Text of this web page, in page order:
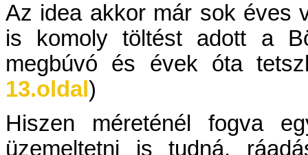
Az idea akkor már sok éves
is komoly töltést adott a
megbúvó és évek óta
13.oldal )
Hiszen méreténél fogva
üzemeltetni is tudná,